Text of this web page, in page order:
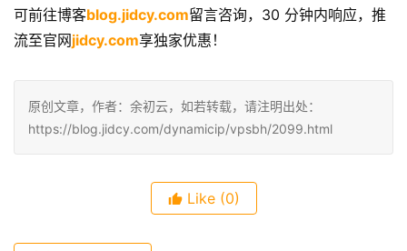
器、拨号 VPS 动态 IP全场景合规解决方案，以山区网络优
化、产业精准适配、本地极速运维，让梅州企业算力不拖特
如需梅州节点专属报价、免费山区网络测试、定制化方案，
可前往博客 blog.jidcy.com留言咨询，30 分钟内响应，推
流至官网jidcy.com享独家优惠！
原创文章，作者：余初云，如若转载，请注明出处：